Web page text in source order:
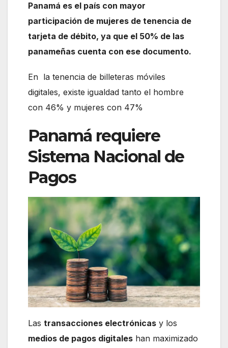
Panamá es el país con mayor
participación de mujeres de tenencia de
tarjeta de débito, ya que el 50% de las
panameñas cuenta con ese documento.
En la tenencia de billeteras móviles
digitales, existe igualdad tanto el hombre
con 46% y mujeres con 47%
Panamá requiere
Sistema Nacional de
Pagos
Las transacciones electrónicas y los
medios de pagos digitales han maximizado